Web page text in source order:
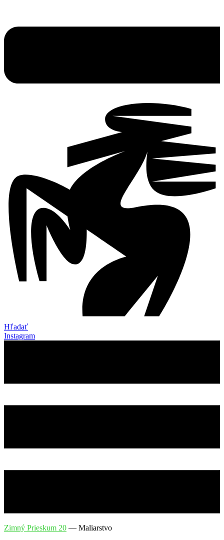
Hľadať
Instagram
Zimný Prieskum 20 — Maliarstvo